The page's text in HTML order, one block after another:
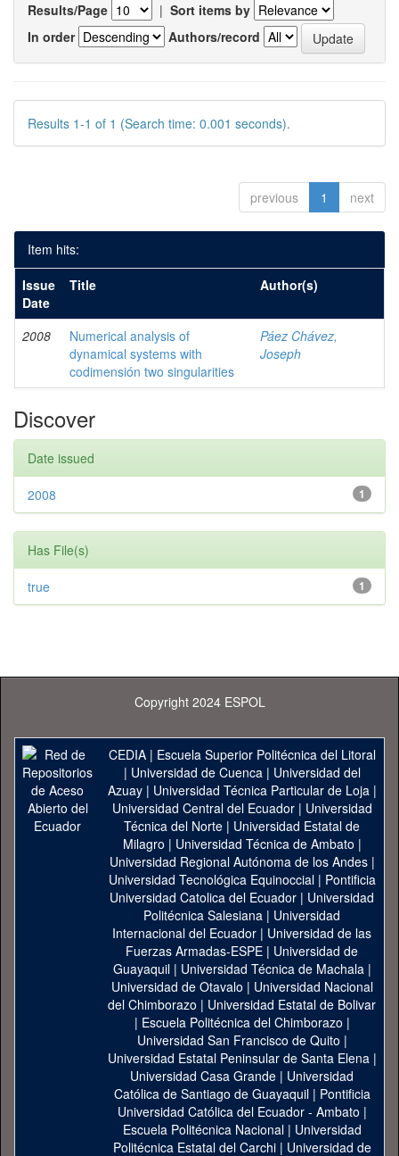
Results/Page | Sort items by
In order
Authors/record
Results 1-1 of 1 (Search time: 0.001 seconds).
previous 1 next
Item hits:
Issue
Date
Title Author(s)
2008
Numerical analysis of
dynamical systems with
codimensión two singularities
Páez Chávez,
Joseph
Discover
Date issued
1
2008
Has File(s)
1
true
Copyright 2024 ESPOL
CEDIA| Escuela Superior Politécnica del Litoral
| Universidad de Cuenca| Universidad del
Azuay| Universidad Técnica Particular de Loja|
Universidad Central del Ecuador| Universidad
Técnica del Norte | Universidad Estatal de
Milagro | Universidad Técnica de Ambato |
Universidad Regional Autónoma de los Andes|
Universidad Tecnológica Equinoccial| Pontificia
Universidad Catolica del Ecuador | Universidad
Politécnica Salesiana | Universidad
Internacional del Ecuador | Universidad de las
Fuerzas Armadas-ESPE | Universidad de
Guayaquil| Universidad Técnica de Machala|
Universidad de Otavalo | Universidad Nacional
del Chimborazo | Universidad Estatal de Bolivar
| Escuela Politécnica del Chimborazo |
Universidad San Francisco de Quito |
Universidad Estatal Peninsular de Santa Elena|
Universidad Casa Grande | Universidad
Católica de Santiago de Guayaquil| Pontificia
Universidad Católica del Ecuador - Ambato |
Escuela Politécnica Nacional| Universidad
Politécnica Estatal del Carchi| Universidad de